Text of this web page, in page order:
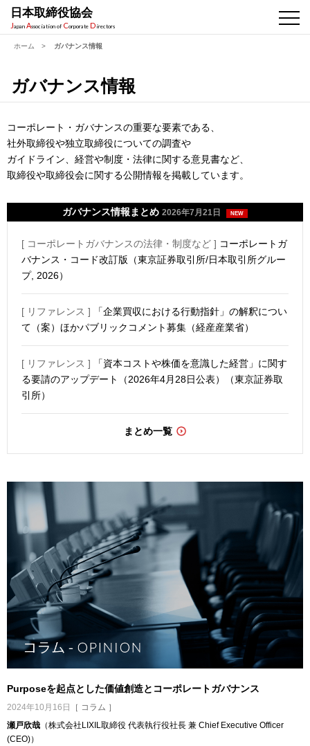
日本取締役協会
Japan Association of Corporate D irectors
ホーム > ガバナンス情報
ガバナンス情報
コーポレート・ガバナンスの重要な要素である、
社外取締役や独立取締役についての調査や
ガイドライン、経営や制度・法律に関する意見書など、
取締役や取締役会に関する公開情報を掲載しています。
ガバナンス情報まとめ 2026年7月21日 NEW
[ コーポレートガバナンスの法律・制度など ] コーポレートガ
バナンス・コード改訂版（東京証券取引所/日本取引所グルー
プ, 2026）
[ リファレンス ] 「企業買収における行動指針」の解釈につい
て（案）ほかパブリックコメント募集（経産産業省）
[ リファレンス ] 「資本コストや株価を意識した経営」に関す
る要請のアップデート（2026年4月28日公表）（東京証券取
引所）
まとめ一覧
Purposeを起点とした価値創造とコーポレートガバナンス
2024年10月16日
［ コラム ］
瀬戸欣哉 （株式会社LIXIL取締役 代表執行役社長 兼 Chief Executive Officer
(CEO)）